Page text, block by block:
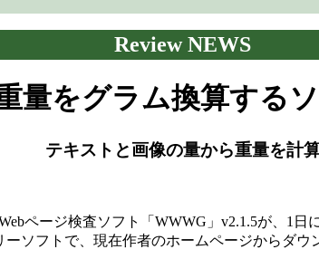
Review NEWS
量をグラム換算する
テキストと画像の量から重量を計
ページ検査ソフト「WWWG」v2.1.5が、1日
ーソフトで、現在作者のホームページからダウ